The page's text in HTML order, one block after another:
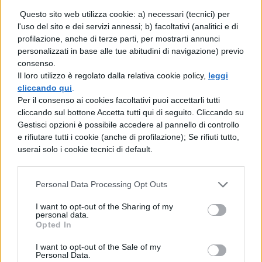
Questo sito web utilizza cookie: a) necessari (tecnici) per
l'uso del sito e dei servizi annessi; b) facoltativi (analitici e di
profilazione, anche di terze parti, per mostrarti annunci
personalizzati in base alle tue abitudini di navigazione) previo
consenso.
Il loro utilizzo è regolato dalla relativa cookie policy, leggi
cliccando qui
Per il consenso ai cookies facoltativi puoi accettarli tutti
cliccando sul bottone Accetta tutti qui di seguito. Cliccando su
Gestisci opzioni è possibile accedere al pannello di controllo
e rifiutare tutti i cookie (anche di profilazione); Se rifiuti tutto,
userai solo i cookie tecnici di default.
Personal Data Processing Opt Outs
I want to opt-out of the Sharing of my
personal data.
Opted In
I want to opt-out of the Sale of my
Personal Data.
prima aveva mandato a presentare la sua
candidatura; dall'altro voleva colpire
duramente il potente partito di quei pochi
che, con una sconfitta elettorale di M.
Antonio, desideravano minare l'autorità di
Cesare, allo scadere della sua carica. E
anche se durante il viaggio, prima di
giungere in Italia, aveva saputo che M.
Antonio era stato eletto augure, stimò di
avere, nondimeno, un buon motivo per
visitare
i municipi e le colonie, perché voleva